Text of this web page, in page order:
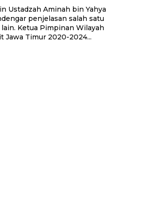
penjelasan salah satu
Ketua Pimpinan Wilayah
Jawa Timur 2020-2024...